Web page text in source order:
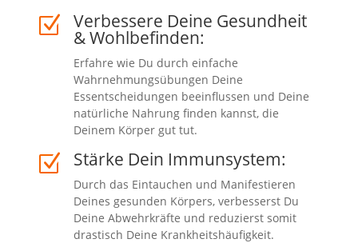
Z Verbessere Deine Gesundheit
& Wohlbefinden:
Erfahre wie Du durch einfache
Wahrnehmungsübungen Deine
Essentscheidungen beeinflussen und Deine
natürliche Nahrung finden kannst, die
Deinem Körper gut tut.
Z Stärke Dein Immunsystem:
Durch das Eintauchen und Manifestieren
Deines gesunden Körpers, verbesserst Du
Deine Abwehrkräfte und reduzierst somit
drastisch Deine Krankheitshäufigkeit.